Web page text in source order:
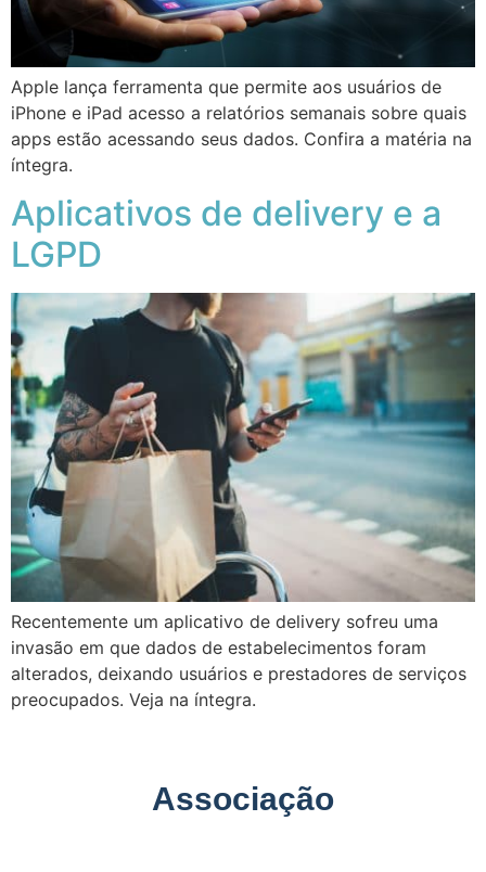
Apple lança ferramenta que permite aos usuários de
iPhone e iPad acesso a relatórios semanais sobre quais
apps estão acessando seus dados. Confira a matéria na
íntegra.
Aplicativos de delivery e a
LGPD
Recentemente um aplicativo de delivery sofreu uma
invasão em que dados de estabelecimentos foram
alterados, deixando usuários e prestadores de serviços
preocupados. Veja na íntegra.
Associação